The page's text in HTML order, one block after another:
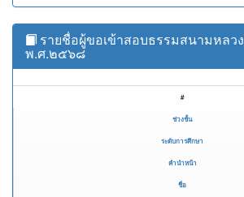
รายชื่อผู้ขอเข้าสอบธรรมสนามหลวง
พ.ศ.๒๕๖๘
#
ช่วงชั้น
ระดับการศึกษา
คำนำหน้า
ชื่อ